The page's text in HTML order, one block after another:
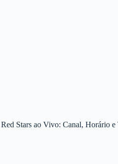
Stars ao Vivo: Canal, Horário